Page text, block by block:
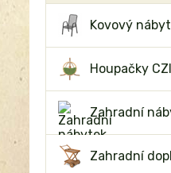
Kovový
Houpačky
Zahradní
Zahradní